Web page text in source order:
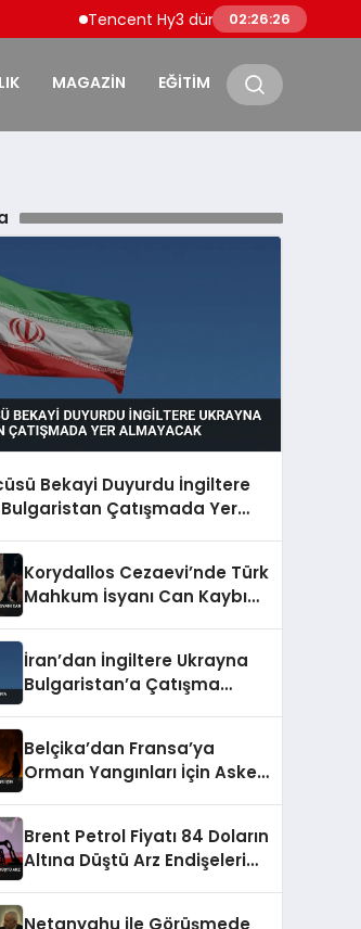
Tencent Hy3 dünya genelinde kullanıma
02:26:27
MAGAZİN EĞİTİM
Bekayi Duyurdu İngiltere
Çatışmada Yer
Korydallos Cezaevi’nde Türk
Mahkum İsyanı Can Kaybı
İran’dan İngiltere Ukrayna
Bulgaristan’a Çatışma
Belçika’dan Fransa’ya
Orman Yangınları İçin Askeri
Brent Petrol Fiyatı 84 Doların
Altına Düştü Arz Endişeleri